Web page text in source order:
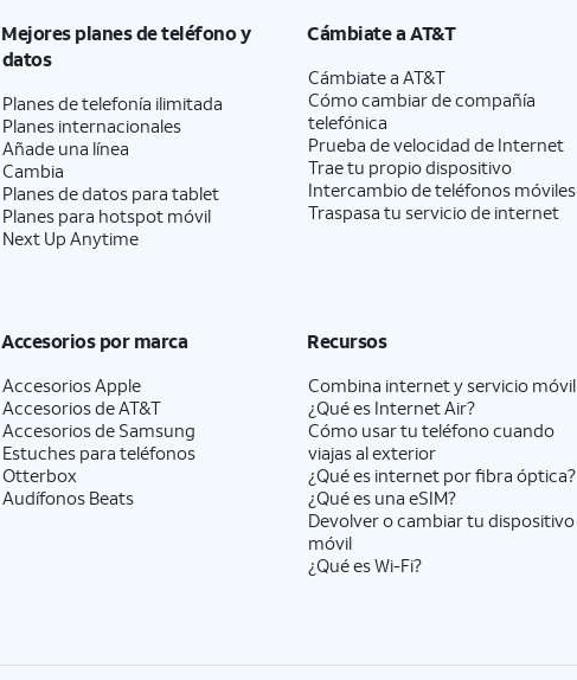
Mejores planes de teléfono y
datos
Planes de telefonía ilimitada
Planes internacionales
Añade una línea
Cambia
Planes de datos para tablet
Planes para hotspot móvil
Next Up Anytime
Cámbiate aAT&T
Cámbiate aAT&T
Cómo cambiar de compañía
telefónica
Prueba de velocidad de Internet
Trae tu propio dispositivo
Intercambio de teléfonos móviles
Traspasa tu servicio de internet
Accesorios por marca
Accesorios Apple
Accesorios deAT&T
Accesorios de Samsung
Estuches para teléfonos
Otterbox
Audífonos Beats
Recursos
Combina internet y servicio móvil
¿Qué es Internet Air?
Cómo usar tu teléfono cuando
viajas al exterior
¿Qué es internet por fibra óptica?
¿Qué es una eSIM?
Devolver o cambiar tu dispositivo
móvil
¿Qué es Wi-Fi?